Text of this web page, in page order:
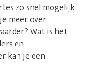
zo snel mogelijk
meer over
Wat is het
en
kan je een